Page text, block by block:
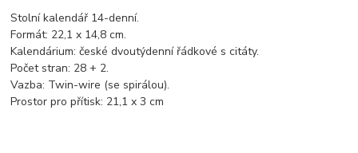
Stolní kalendář 14-denní.
Formát: 22,1 x 14,8 cm.
Kalendárium: české dvoutýdenní řádkové s citáty.
Počet stran: 28 + 2.
Vazba: Twin-wire (se spirálou).
Prostor pro přítisk: 21,1 x 3 cm